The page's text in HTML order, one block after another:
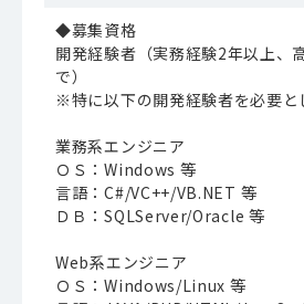
◆募集資格
開発経験者（実務経験2年以上、
で）
※特に以下の開発経験者を必要と
業務系エンジニア
ＯＳ：Windows 等
言語：C#/VC++/VB.NET 等
ＤＢ：SQLServer/Oracle 等
Web系エンジニア
ＯＳ：Windows/Linux 等